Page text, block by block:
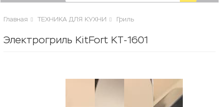
Главная ТЕХНИКА ДЛЯ КУХНИ Гриль
Электрогриль KitFort КТ-1601